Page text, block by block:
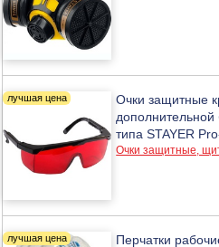
Очки защитные
дополнительной
типа STAYER
Очки защитные,
Перчатки